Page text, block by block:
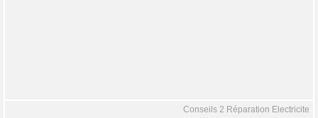
Conseils 2 Réparation Electricite